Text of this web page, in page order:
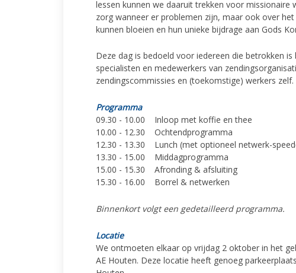
lessen kunnen we daaruit trekken voor
zorg wanneer er problemen zijn, maar ook over
kunnen bloeien en hun unieke bijdrage aan Gods
Deze dag is bedoeld voor iedereen die betrokken
specialisten en medewerkers van
zendingscommissies en (toekomstige) werkers zelf.
Programma
09.30 - 10.00 Inloop met koffie en thee
10.00 - 12.30 Ochtendprogramma
12.30 - 13.30 Lunch (met optioneel netwerk-
13.30 - 15.00 Middagprogramma
15.00 - 15.30 Afronding & afsluiting
15.30 - 16.00 Borrel & netwerken
Binnenkort volgt een gedetailleerd programma.
Locatie
We ontmoeten elkaar op vrijdag 2 oktober in het
AE Houten. Deze locatie heeft genoeg